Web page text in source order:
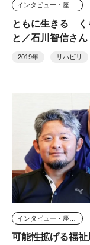
インタビュー・座談会
ともに生きる く
と／石川智信さん
2019年 リハビリ
インタビュー・座談会
可能性拡げる福